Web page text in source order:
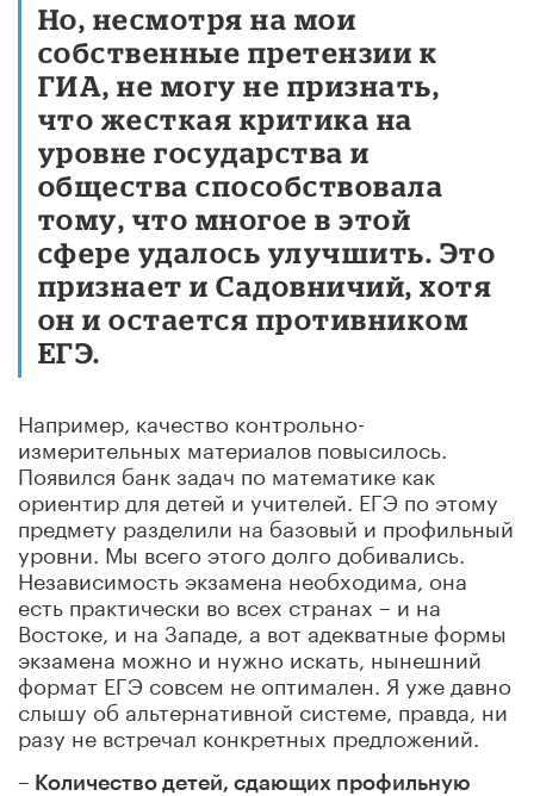
Но, несмотря на мои
собственные претензии к
ГИА, не могу не признать,
что жесткая критика на
уровне государства и
общества способствовала
тому, что многое в этой
сфере удалось улучшить. Это
признает и Садовничий, хотя
он и остается противником
ЕГЭ.
Например, качество контрольно-
измерительных материалов повысилось.
Появился банк задач по математике как
ориентир для детей и учителей. ЕГЭ по этому
предмету разделили на базовый и профильный
уровни. Мы всего этого долго добивались.
Независимость экзамена необходима, она
есть практически во всех странах – и на
Востоке, и на Западе, а вот адекватные формы
экзамена можно и нужно искать, нынешний
формат ЕГЭ совсем не оптимален. Я уже давно
слышу об альтернативной системе, правда, ни
разу не встречал конкретных предложений.
– Количество детей, сдающих профильную